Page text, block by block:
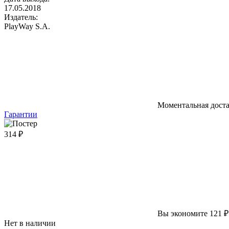
17.05.2018
Издатель:
PlayWay S.A.
Моментальная
Гарантии
314 ₽
Вы экономите 121 ₽
Нет в наличии